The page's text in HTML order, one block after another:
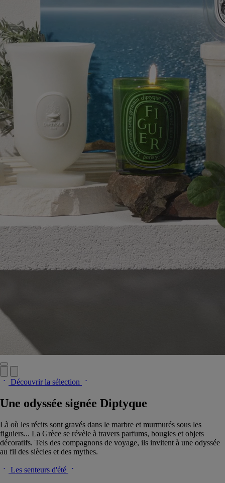
Découvrir la sélection
Une odyssée signée Diptyque
Là où les récits sont gravés dans le marbre et murmurés sous les
figuiers... La Grèce se révèle à travers parfums, bougies et objets
décoratifs. Tels des compagnons de voyage, ils invitent à une odyssée
au fil des siècles et des mythes.
Les senteurs d'été